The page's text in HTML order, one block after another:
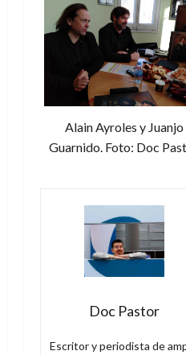
Alain Ayroles y Juanjo
Guarnido. Foto: Doc
Doc Pastor
Escritor y periodista de